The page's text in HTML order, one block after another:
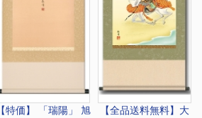
【特価】 「瑞陽」 旭
【全品送料無料】 大